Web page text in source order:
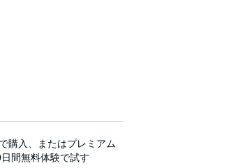
で購入、またはプレミアム
間無料体験で試す